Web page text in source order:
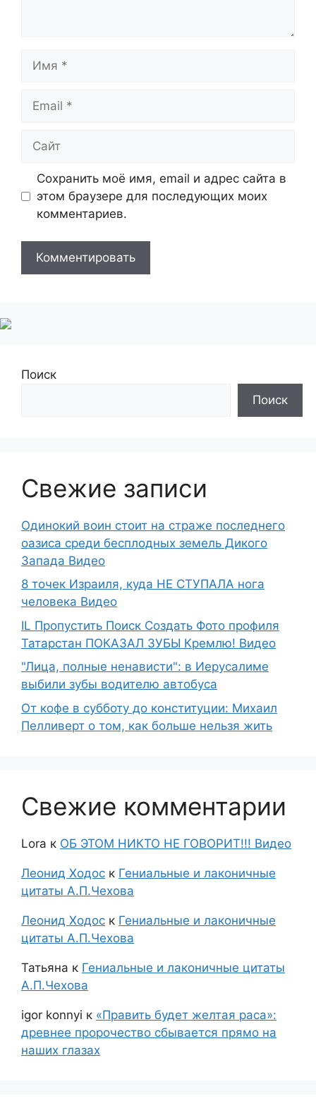
Имя
Email
Сайт
Сохранить моё имя, email и адрес сайта в
этом браузере для последующих моих
комментариев.
Поиск
Поиск
Свежие записи
Одинокий воин стоит на страже последнего
оазиса среди бесплодных земель Дикого
Запада Видео
8 точек Израиля, куда НЕ СТУПАЛА нога
человека Видео
IL Пропустить Поиск Создать Фото профиля
Татарстан ПОКАЗАЛ ЗУБЫ Кремлю! Видео
"Лица, полные ненависти": в Иерусалиме
выбили зубы водителю автобуса
От кофе в субботу до конституции: Михаил
Пелливерт о том, как больше нельзя жить
Свежие комментарии
Lora к ОБ ЭТОМ НИКТО НЕ ГОВОРИТ!!! Видео
Леонид Ходос к Гениальные и лаконичные
цитаты А.П.Чехова
Леонид Ходос к Гениальные и лаконичные
цитаты А.П.Чехова
Татьяна к Гениальные и лаконичные цитаты
А.П.Чехова
igor konnyi к «Править будет желтая раса»:
древнее пророчество сбывается прямо на
наших глазах